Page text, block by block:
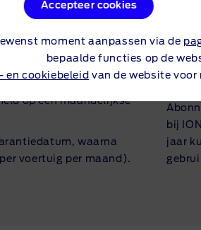
Accepteer cookies
moment aanpassen via de
bepaalde functies op de
en cookiebeleid van de website voor
oplaadpunten via een van
met maximaal vier
aan te melden op de
kunnen zich
Alle
op één maandelijkse
waarna
voertuig per maand).
bij
jaar